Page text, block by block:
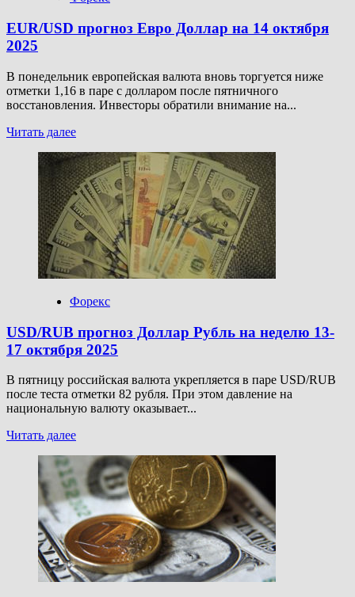
EUR/USD прогноз Евро Доллар на 14 октября
2025
В понедельник европейская валюта вновь торгуется ниже
отметки 1,16 в паре с долларом после пятничного
восстановления. Инвесторы обратили внимание на...
Читать далееПрочитать
о
EUR/USD
прогноз
Евро
Доллар
на
14
октября
2025
Форекс
USD/RUB прогноз Доллар Рубль на неделю 13-
17 октября 2025
В пятницу российская валюта укрепляется в паре USD/RUB
после теста отметки 82 рубля. При этом давление на
национальную валюту оказывает...
Читать далееПрочитать
USD/RUB
прогноз
Доллар
Рубль
на
неделю
13-
17